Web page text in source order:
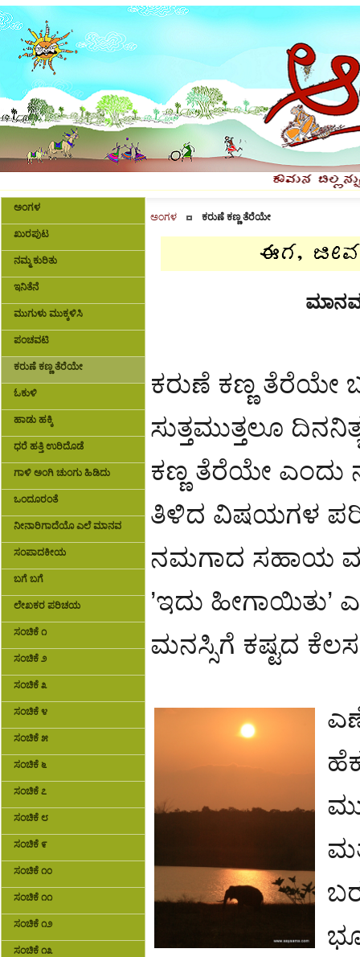
ಅಂಗಳ
ಖುರಪುಟ
ನಮ್ಮ ಕುರಿತು
ಇನಿತೆನೆ
ಮುಗುಳು ಮುಕ್ಕಳಿಸಿ
ಪಂಚವಟಿ
ಕರುಣೆ ಕಣ್ಣ ತೆರೆಯೇ
ಓಕುಳಿ
ಹಾಡು ಹಕ್ಕಿ
ಧರೆ ಹತ್ತಿ ಉರಿದೊಡೆ
ಗಾಳಿ ಅಂಗಿ ಚುಂಗು ಹಿಡಿದು
ಒಂದೂರಂತೆ
ನೀನಾರಿಗಾದೆಯೊ ಎಲೆ ಮಾನವ
ಸಂಪಾದಕೀಯ
ಬಗೆ ಬಗೆ
ಲೇಖಕರ ಪರಿಚಯ
ಸಂಚಿಕೆ ೧
ಸಂಚಿಕೆ ೨
ಸಂಚಿಕೆ ೩
ಸಂಚಿಕೆ ೪
ಸಂಚಿಕೆ ೫
ಸಂಚಿಕೆ ೬
ಸಂಚಿಕೆ ೭
ಸಂಚಿಕೆ ೮
ಸಂಚಿಕೆ ೯
ಸಂಚಿಕೆ ೧೦
ಸಂಚಿಕೆ ೧೧
ಸಂಚಿಕೆ ೧೨
ಸಂಚಿಕೆ ೧೩
ಅಂಗಳ ಕರುಣೆ ಕಣ್ಣ ತೆರೆಯೇ
ಕರುಣೆ ಕಣ್ಣ
ಸುತ್ತಮುತ್ತಲೂ
ಕಣ್ಣ ತೆರೆಯೇ ಎಂದು
ತಿಳಿದ ವಿಷಯಗಳ
ನಮಗಾದ ಸಹಾಯ
’ಇದು
ಮನಸ್ಸಿಗೆ ಕಷ್ಟದ